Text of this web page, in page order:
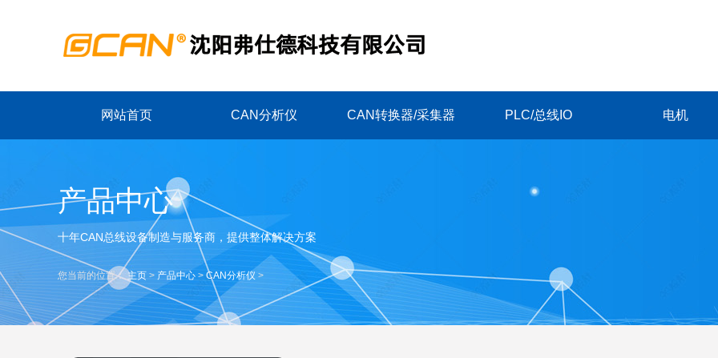
网站首页 CAN分析仪 CAN转换器/采集器 PLC/总线IO 电机
产品中心
十年CAN总线设备制造与服务商，提供整体解决方案
您当前的位置： 主页 > 产品中心 > CAN分析仪 >